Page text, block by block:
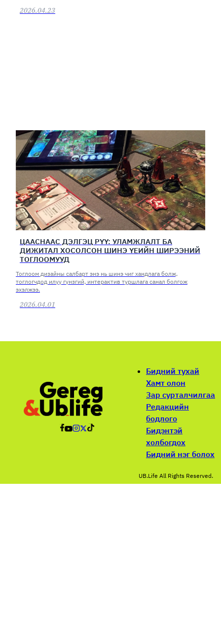
2026.04.23
ЦААСНААС ДЭЛГЭЦ РҮҮ: УЛАМЖЛАЛТ БА
ДИЖИТАЛ ХОСОЛСОН ШИНЭ ҮЕИЙН ШИРЭЭНИЙ
ТОГЛООМУУД
Тоглоом дизайны салбарт энэ нь шинэ чиг хандлага болж,
тоглогчдод илүү гүнзгий, интерактив туршлага санал болгож
эхэлжээ.
2026.04.01
Бидний тухай
Хамт олон
Зар сурталчилгаа
Редакцийн
бодлого
Бидэнтэй
холбогдох
Бидний нэг болох
UB.Life All Rights Reserved.